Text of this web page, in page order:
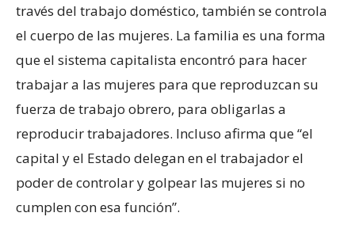
través del trabajo doméstico, también se controla
el cuerpo de las mujeres. La familia es una forma
que el sistema capitalista encontró para hacer
trabajar a las mujeres para que reproduzcan su
fuerza de trabajo obrero, para obligarlas a
reproducir trabajadores. Incluso afirma que “el
capital y el Estado delegan en el trabajador el
poder de controlar y golpear las mujeres si no
cumplen con esa función”.